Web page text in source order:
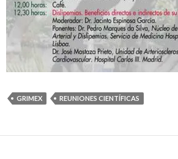
GRIMEX REUNIONES CIENTÍFICAS